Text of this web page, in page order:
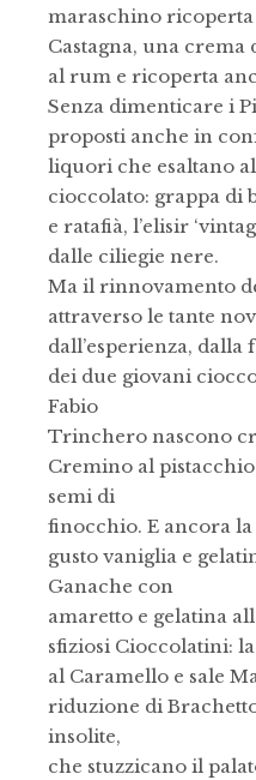
maraschino
Castagna, una
al rum e ricoperta
Senza dimenticare i
proposti anche in
liquori che esaltano
cioccolato: grappa di
e ratafià, l’elisir
dalle ciliegie nere.
Ma il rinnovamento
attraverso le tante
dall’esperienza, dalla
dei due giovani
Fabio
Trinchero nascono
Cremino al
semi di
finocchio. E ancora
gusto vaniglia e
Ganache con
amaretto e gelatina
sfiziosi Cioccolatini:
al Caramello e sale
riduzione di Brachetto
insolite,
che stuzzicano il